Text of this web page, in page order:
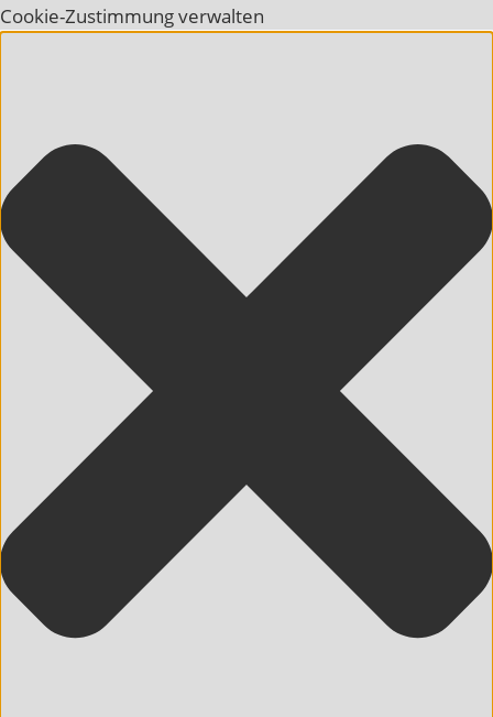
Cookie-Zustimmung verwalten